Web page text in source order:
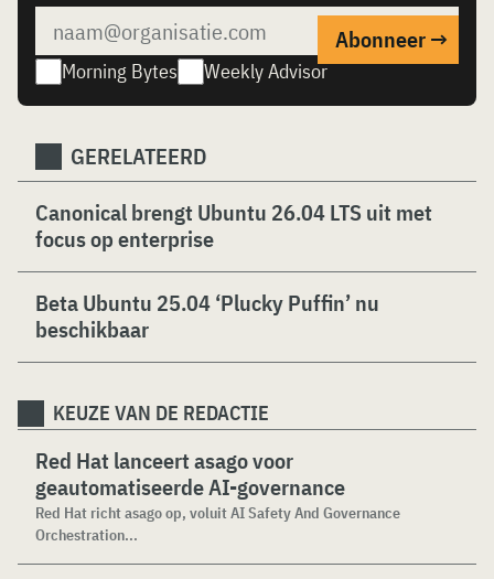
Morning Bytes Weekly Advisor
GERELATEERD
Canonical brengt Ubuntu 26.04 LTS uit met
focus op enterprise
Beta Ubuntu 25.04 ‘Plucky Puffin’ nu
beschikbaar
KEUZE VAN DE REDACTIE
Red Hat lanceert asago voor
geautomatiseerde AI-governance
Red Hat richt asago op, voluit AI Safety And Governance
Orchestration...